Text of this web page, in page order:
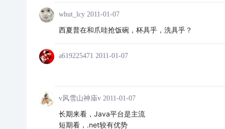
whut_lcy 2011-01-07
西夏普在和爪哇抢饭碗，杯具乎，洗具乎？
a619225471 2011-01-07
v风雪山神庙v 2011-01-07
长期来看，Java平台是主流
短期看，.net较有优势